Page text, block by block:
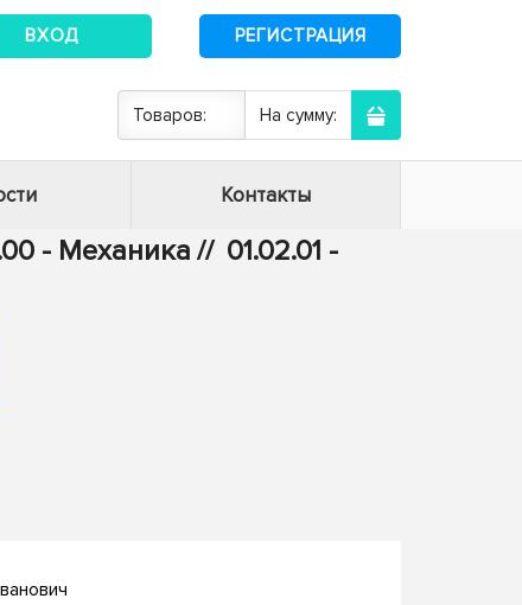
ВХОД РЕГИСТРАЦИЯ
Товаров: На сумму:
Контакты
- Механика // 01.02.01 -